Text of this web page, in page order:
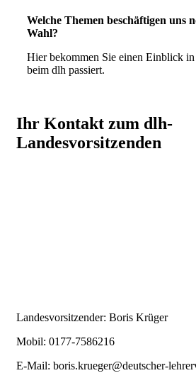
Welche Themen beschäftigen uns
Wahl?
Hier bekommen Sie einen Einblick in
beim dlh passiert.
Ihr Kontakt zum dlh-
Landesvorsitzenden
Landesvorsitzender: Boris Krüger
Mobil: 0177-7586216
E-Mail: boris.krueger@deutscher-